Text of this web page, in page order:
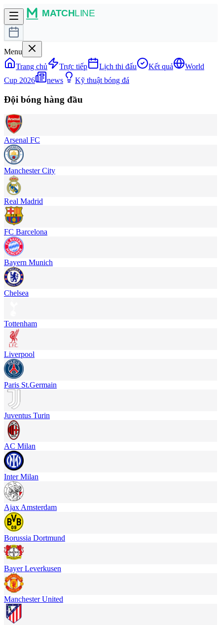
Menu
Trang chủ
Trực tiếp Lịch thi đấu Kết quả
World
Cup 2026
news Kỹ thuật bóng đá
Đội bóng hàng đầu
Arsenal FC
Manchester City
Real Madrid
FC Barcelona
Bayern Munich
Chelsea
Tottenham
Liverpool
Paris St.Germain
Juventus Turin
AC Milan
Inter Milan
Ajax Amsterdam
Borussia Dortmund
Bayer Leverkusen
Manchester United